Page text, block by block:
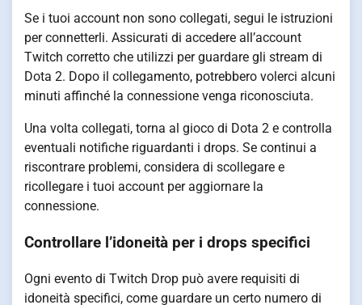
Se i tuoi account non sono collegati, segui le istruzioni
per connetterli. Assicurati di accedere all’account
Twitch corretto che utilizzi per guardare gli stream di
Dota 2. Dopo il collegamento, potrebbero volerci alcuni
minuti affinché la connessione venga riconosciuta.
Una volta collegati, torna al gioco di Dota 2 e controlla
eventuali notifiche riguardanti i drops. Se continui a
riscontrare problemi, considera di scollegare e
ricollegare i tuoi account per aggiornare la
connessione.
Controllare l’idoneità per i drops specifici
Ogni evento di Twitch Drop può avere requisiti di
idoneità specifici, come guardare un certo numero di